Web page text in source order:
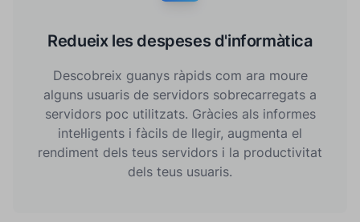
Redueix les despeses d'informàtica
Descobreix guanys ràpids com ara moure
alguns usuaris de servidors sobrecarregats a
servidors poc utilitzats. Gràcies als informes
intel·ligents i fàcils de llegir, augmenta el
rendiment dels teus servidors i la productivitat
dels teus usuaris.